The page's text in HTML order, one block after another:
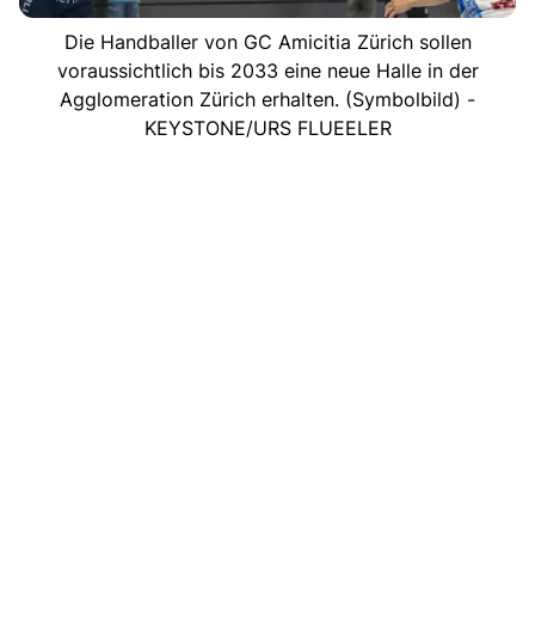
Die Handballer von GC Amicitia Zürich sollen
voraussichtlich bis 2033 eine neue Halle in der
Agglomeration Zürich erhalten. (Symbolbild) -
KEYSTONE/URS FLUEELER